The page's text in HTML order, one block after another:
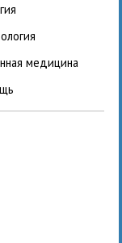
медицина